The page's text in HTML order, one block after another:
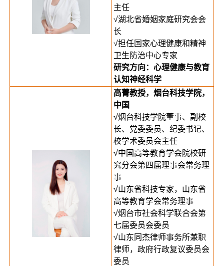
主任
√湖北省婚姻家庭研究会会
长
√担任国家心理健康和精神
卫生防治中心专家
研究方向：心理健康与教育
认知神经科学
高菁教授，烟台科技学院，
中国
√烟台科技学院董事、副校
长、党委委员、纪委书记、
校学术委员会主任
√中国高等教育学会院校研
究分会第四届理事会常务理
事
√山东省科技专家，山东省
高等教育学会常务理事
√烟台市社会科学联合会第
七届委员会委员
√山东同杰律师事务所兼职
律师，政府行政复议委员会
委员